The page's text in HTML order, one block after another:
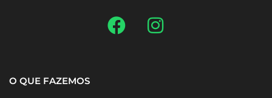
O QUE FAZEMOS